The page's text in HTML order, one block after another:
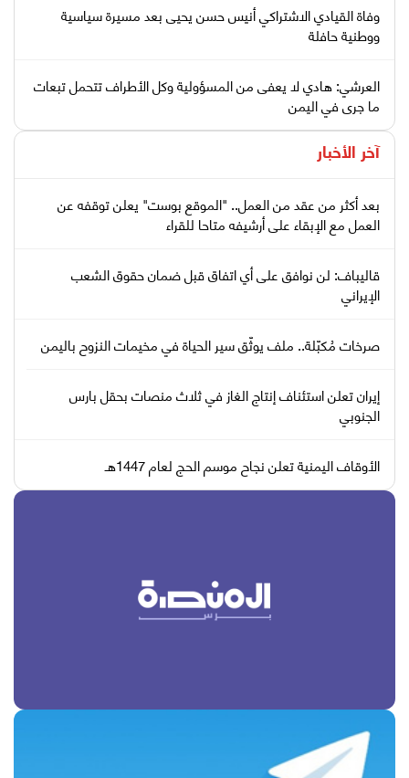
وفاة القيادي الاشتراكي أنيس حسن يحيى بعد مسيرة سياسية
ووطنية حافلة
العرشي: هادي لا يعفى من المسؤولية وكل الأطراف تتحمل تبعات
ما جرى في اليمن
آخر الأخبار
بعد أكثر من عقد من العمل.. "الموقع بوست" يعلن توقفه عن
العمل مع الإبقاء على أرشيفه متاحا للقراء
قاليباف: لن نوافق على أي اتفاق قبل ضمان حقوق الشعب
الإيراني
صرخات مُكبّلة.. ملف يوثّق سير الحياة في مخيمات النزوح باليمن
إيران تعلن استئناف إنتاج الغاز في ثلاث منصات بحقل بارس
الجنوبي
الأوقاف اليمنية تعلن نجاح موسم الحج لعام 1447هـ